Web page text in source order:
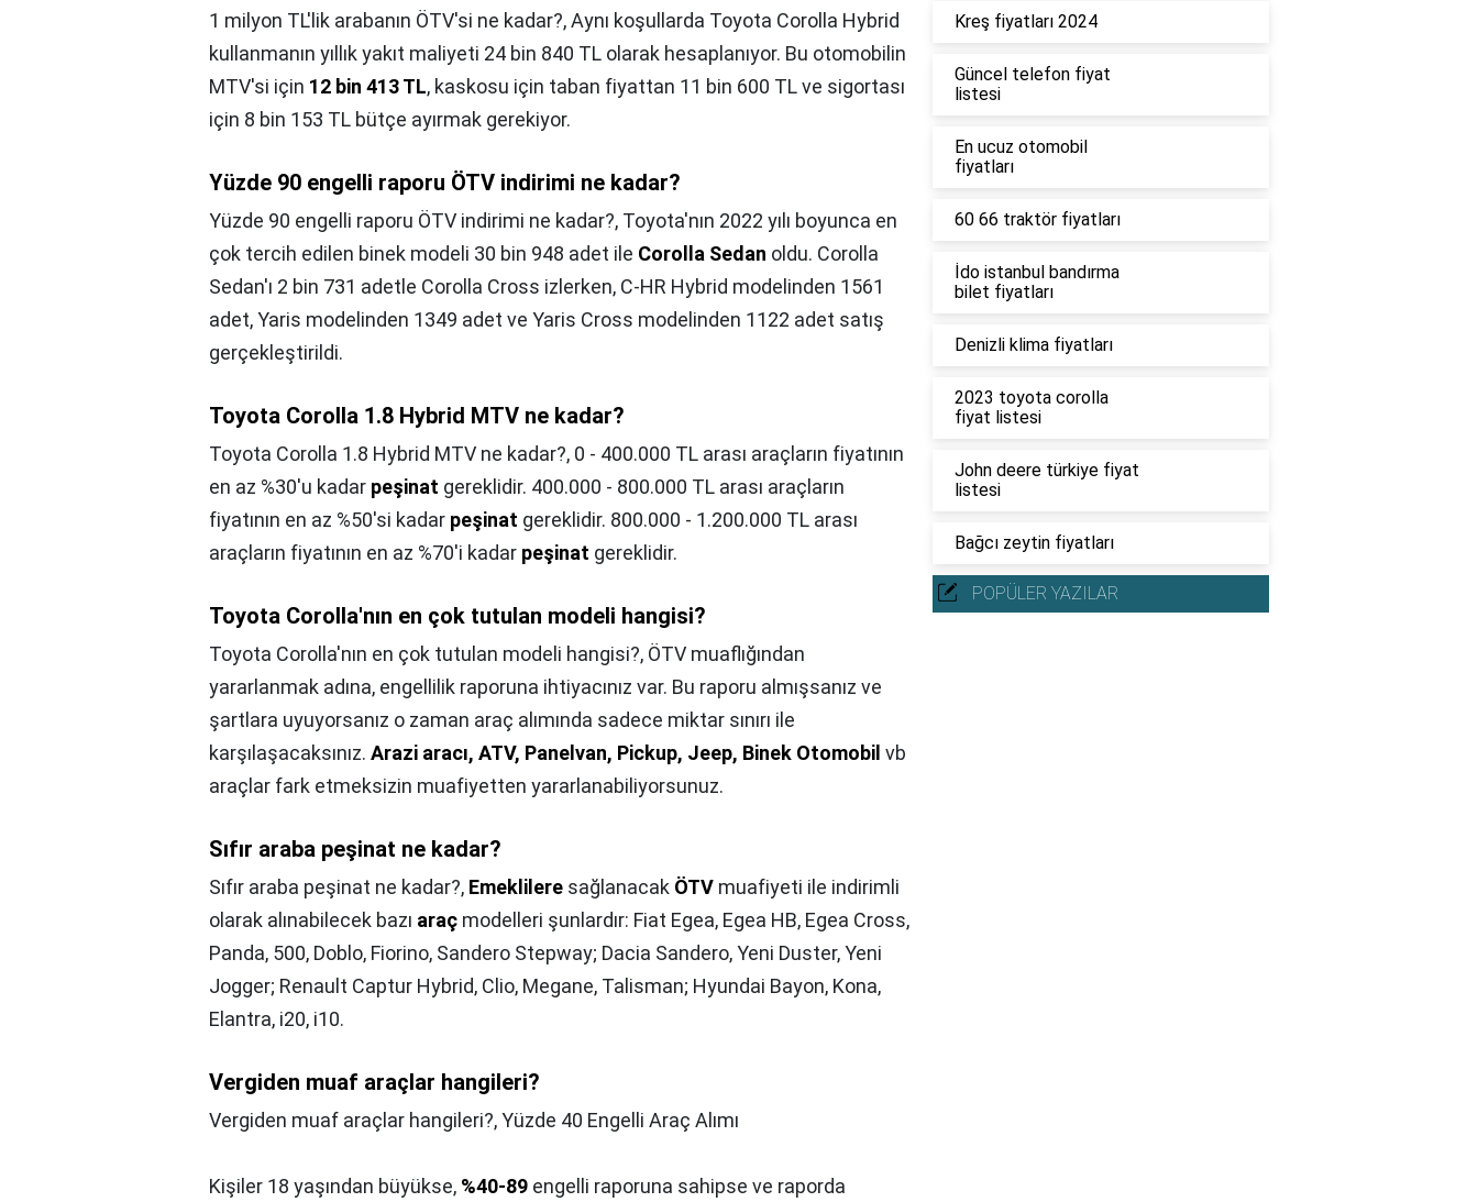
1 milyon TL'lik arabanın ÖTV'si ne kadar?,Aynı koşullarda Toyota Corolla Hybrid
kullanmanın yıllık yakıt maliyeti 24 bin 840 TL olarak hesaplanıyor. Bu otomobilin
MTV'si için 12 bin 413 TL, kaskosu için taban fiyattan 11 bin 600 TL ve sigortası
için 8 bin 153 TL bütçe ayırmak gerekiyor.
Yüzde 90 engelli raporu ÖTV indirimi ne kadar?
Yüzde 90 engelli raporu ÖTV indirimi ne kadar?, Toyota'nın 2022 yılı boyunca en
çok tercih edilen binek modeli 30 bin 948 adet ile Corolla Sedan oldu. Corolla
Sedan'ı 2 bin 731 adetle Corolla Cross izlerken, C-HR Hybrid modelinden 1561
adet, Yaris modelinden 1349 adet ve Yaris Cross modelinden 1122 adet satış
gerçekleştirildi.
Toyota Corolla 1.8 Hybrid MTV ne kadar?
Toyota Corolla 1.8 Hybrid MTV ne kadar?, 0 - 400.000 TL arası araçların fiyatının
en az %30'u kadar peşinat gereklidir. 400.000 - 800.000 TL arası araçların
fiyatının en az %50'si kadar peşinat gereklidir. 800.000 - 1.200.000 TL arası
araçların fiyatının en az %70'i kadar peşinat gereklidir.
Toyota Corolla'nın en çok tutulan modeli hangisi?
Toyota Corolla'nın en çok tutulan modeli hangisi?, ÖTV muaflığından
yararlanmak adına, engellilik raporuna ihtiyacınız var. Bu raporu almışsanız ve
şartlara uyuyorsanız o zaman araç alımında sadece miktar sınırı ile
karşılaşacaksınız. Arazi aracı, ATV, Panelvan, Pickup, Jeep, Binek Otomobil vb
araçlar fark etmeksizin muafiyetten yararlanabiliyorsunuz.
Sıfır araba peşinat ne kadar?
Sıfır araba peşinat ne kadar?, Emeklilere sağlanacak ÖTV muafiyeti ile indirimli
olarak alınabilecek bazı araç modelleri şunlardır: Fiat Egea, Egea HB, Egea Cross,
Panda, 500, Doblo, Fiorino, Sandero Stepway; Dacia Sandero, Yeni Duster, Yeni
Jogger; Renault Captur Hybrid, Clio, Megane, Talisman; Hyundai Bayon, Kona,
Elantra, i20, i10.
Vergiden muaf araçlar hangileri?
Vergiden muaf araçlar hangileri?,Yüzde 40 Engelli Araç Alımı
Kişiler 18 yaşından büyükse, %40-89 engelli raporuna sahipse ve raporda
Kreş fiyatları 2024
Güncel telefon fiyat
listesi
En ucuz otomobil
fiyatları
60 66 traktör fiyatları
İdo istanbul bandırma
bilet fiyatları
Denizli klima fiyatları
2023 toyota corolla
fiyat listesi
John deere türkiye fiyat
listesi
Bağcı zeytin fiyatları
POPÜLER YAZILAR